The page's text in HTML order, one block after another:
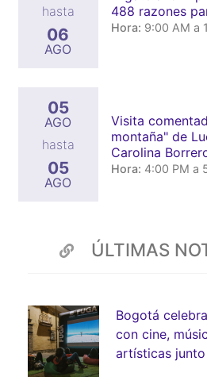
hasta
06
AGO
488 razones
Hora: 9:00 AM a
05
AGO
hasta
05
AGO
Visita
montaña" de
Carolina
Hora: 4:00 PM a
ÚLTIMAS
Bogotá
con cine,
artísticas junto